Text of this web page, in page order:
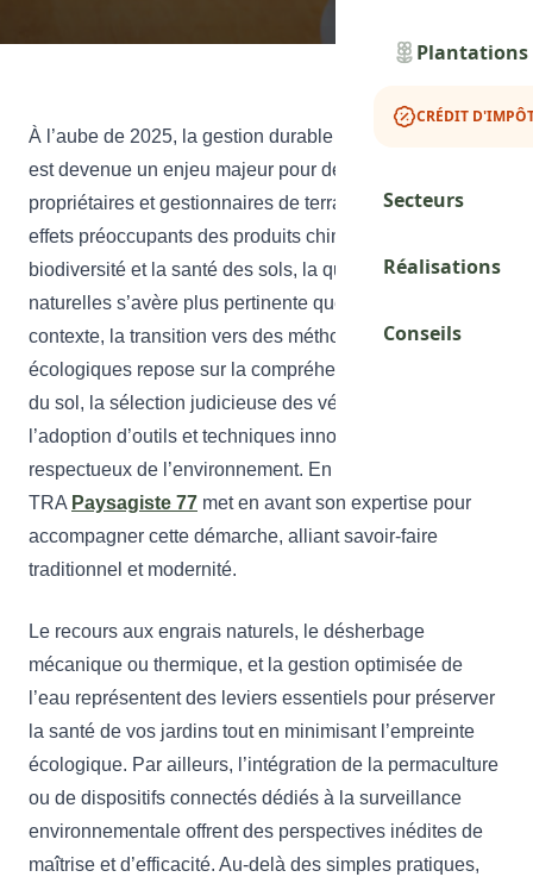
Plantations
CRÉDIT
Secteurs
Réalisations
Conseils
À l’aube de 2025, la gestion durable des espaces verts
est devenue un enjeu majeur pour de nombreux
propriétaires et gestionnaires de terrains. Face aux
effets préoccupants des produits chimiques sur la
biodiversité et la santé des sols, la quête de solutions
naturelles s’avère plus pertinente que jamais. Dans ce
contexte, la transition vers des méthodes d’entretien
écologiques repose sur la compréhension approfondie
du sol, la sélection judicieuse des végétaux adaptés et
l’adoption d’outils et techniques innovants mais
respectueux de l’environnement. En Seine-et-Marne,
TRA Paysagiste 77 met en avant son expertise pour
accompagner cette démarche, alliant savoir-faire
traditionnel et modernité.
Le recours aux engrais naturels, le désherbage
mécanique ou thermique, et la gestion optimisée de
l’eau représentent des leviers essentiels pour préserver
la santé de vos jardins tout en minimisant l’empreinte
écologique. Par ailleurs, l’intégration de la permaculture
ou de dispositifs connectés dédiés à la surveillance
environnementale offrent des perspectives inédites de
maîtrise et d’efficacité. Au-delà des simples pratiques,